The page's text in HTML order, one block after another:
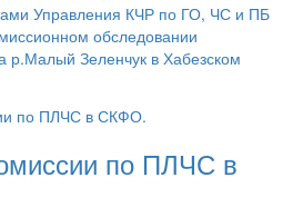
Управления КЧР по ГО, ЧС и ПБ
обследовании
р.Малый Зеленчук в Хабезском
по ПЛЧС в